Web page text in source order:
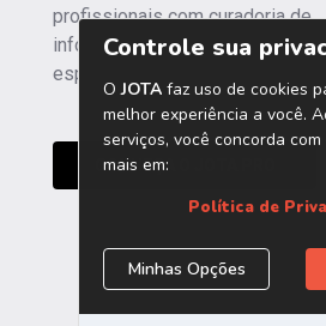
profissionais com curadoria de
informações independentes e
especializadas.
CONHEÇA O JOTA PRO